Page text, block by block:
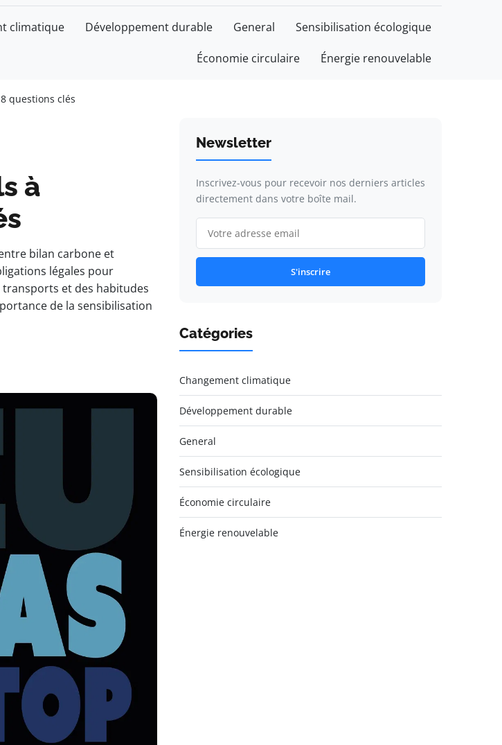
climatique Développement durable General Sensibilisation écologique
Économie circulaire Énergie renouvelable
questions clés
à
bilan carbone et
légales pour
et des habitudes
de la sensibilisation
Newsletter
Inscrivez-vous pour recevoir nos derniers articles
directement dans votre boîte mail.
S'inscrire
Catégories
Changement climatique
Développement durable
General
Sensibilisation écologique
Économie circulaire
Énergie renouvelable